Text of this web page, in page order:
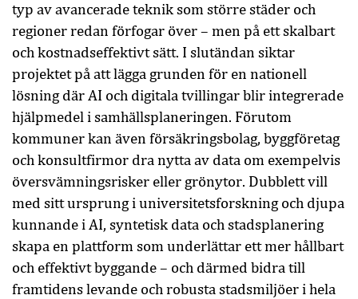
typ av avancerade teknik som större städer och
regioner redan förfogar över – men på ett skalbart
och kostnadseffektivt sätt. I slutändan siktar
projektet på att lägga grunden för en nationell
lösning där AI och digitala tvillingar blir integrerade
hjälpmedel i samhällsplaneringen. Förutom
kommuner kan även försäkringsbolag, byggföretag
och konsultfirmor dra nytta av data om exempelvis
översvämningsrisker eller grönytor. Dubblett vill
med sitt ursprung i universitetsforskning och djupa
kunnande i AI, syntetisk data och stadsplanering
skapa en plattform som underlättar ett mer hållbart
och effektivt byggande – och därmed bidra till
framtidens levande och robusta stadsmiljöer i hela